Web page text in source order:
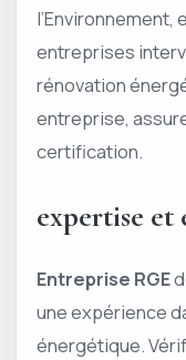
l’Environnement,
entreprises
rénovation
entreprise,
certification.
expertise et
Entreprise RGE
une expérience
énergétique.